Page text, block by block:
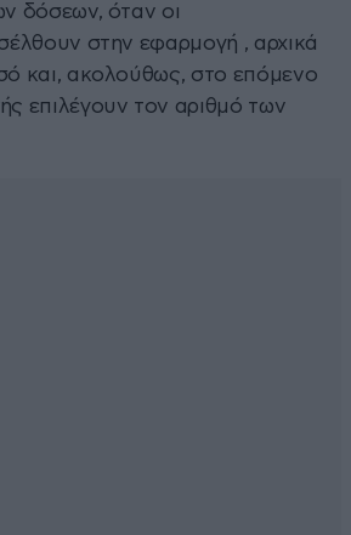
δόσεων, όταν οι
στην εφαρμογή , αρχικά
και, ακολούθως, στο επόμενο
επιλέγουν τον αριθμό των